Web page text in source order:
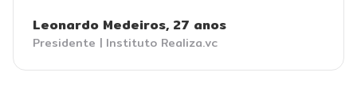
Leonardo Medeiros, 27 anos
Presidente | Instituto Realiza.vc